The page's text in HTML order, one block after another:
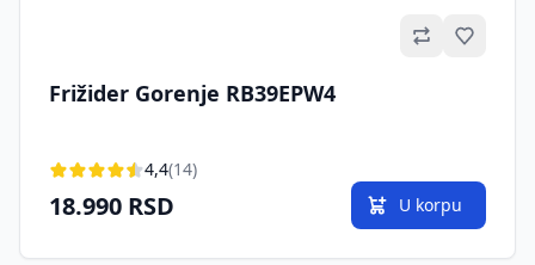
Frižider Gorenje RB39EPW4
4,4(14)
18.990 RSD U korpu